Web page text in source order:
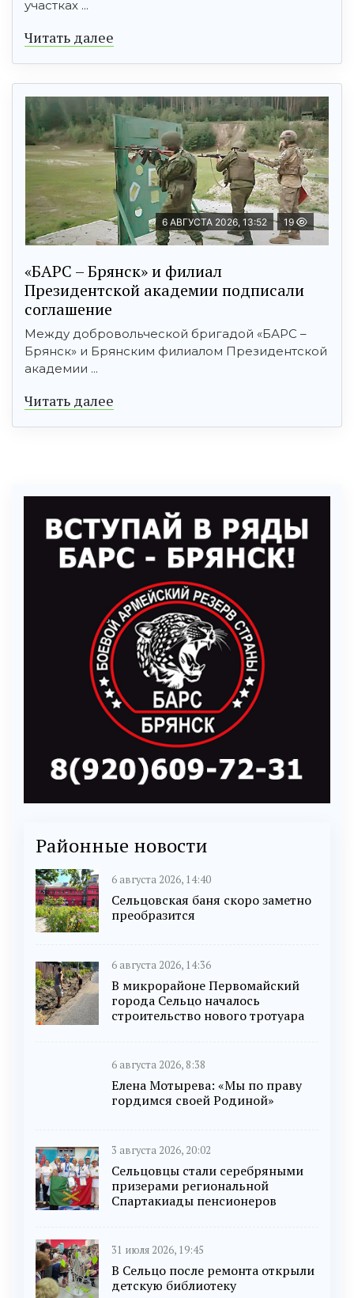
участках ...
Читать далее
6 АВГУСТА 2026, 13:52 19
«БАРС – Брянск» и филиал
Президентской академии подписали
соглашение
Между добровольческой бригадой «БАРС –
Брянск» и Брянским филиалом Президентской
академии ...
Читать далее
Районные новости
6 августа 2026, 14:40
Сельцовская баня скоро заметно
преобразится
6 августа 2026, 14:36
В микрорайоне Первомайский
города Сельцо началось
строительство нового тротуара
6 августа 2026, 8:38
Елена Мотырева: «Мы по праву
гордимся своей Родиной»
3 августа 2026, 20:02
Сельцовцы стали серебряными
призерами региональной
Спартакиады пенсионеров
31 июля 2026, 19:45
В Сельцо после ремонта открыли
детскую библиотеку